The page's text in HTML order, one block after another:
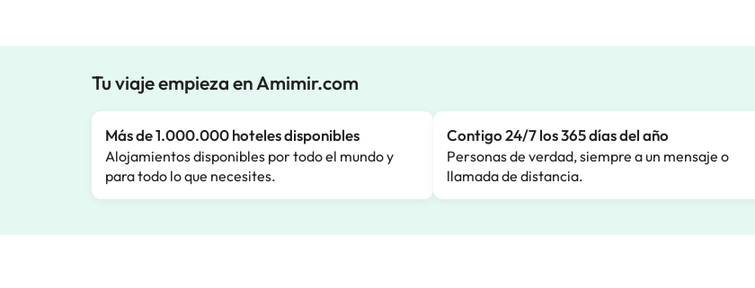
Tu viaje empieza en Amimir.com
Más de 1.000.000 hoteles disponibles
Alojamientos disponibles por todo el mundo y
para todo lo que necesites.
Contigo 24/7 los 365 días del año
Personas de verdad, siempre a un mensaje o
llamada de distancia.